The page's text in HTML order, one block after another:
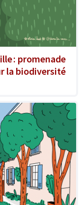
: promenade
la biodiversité